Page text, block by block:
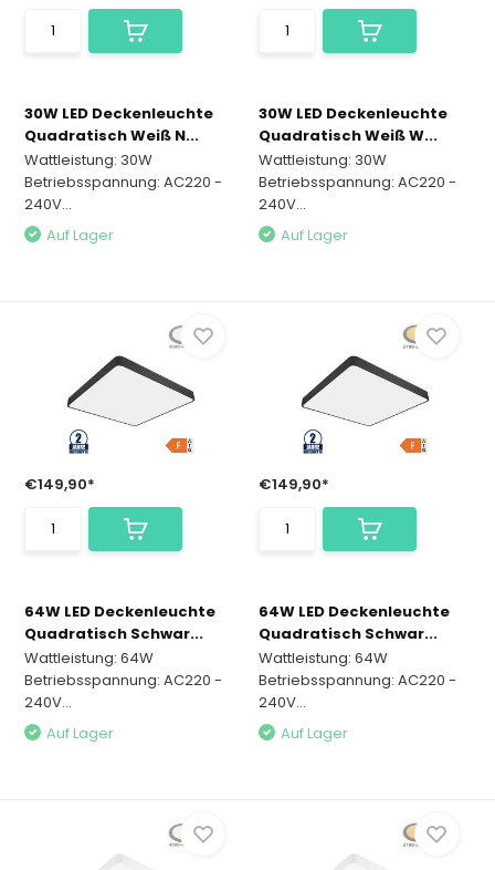
30W LED Deckenleuchte
Quadratisch Weiß N...
Wattleistung: 30W
Betriebsspannung: AC220 -
240V...
Auf Lager
30W LED Deckenleuchte
Quadratisch Weiß W...
Wattleistung: 30W
Betriebsspannung: AC220 -
240V...
Auf Lager
€149,90*
64W LED Deckenleuchte
Quadratisch Schwar...
Wattleistung: 64W
Betriebsspannung: AC220 -
240V...
Auf Lager
€149,90*
64W LED Deckenleuchte
Quadratisch Schwar...
Wattleistung: 64W
Betriebsspannung: AC220 -
240V...
Auf Lager